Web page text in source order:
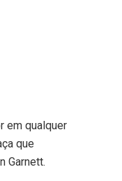
em qualquer
que
Garnett.